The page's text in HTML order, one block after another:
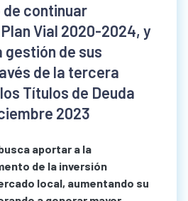
continuar
Vial 2020-2024, y
de sus
de la tercera
Títulos de Deuda
2023
aportar a la
de la inversión
local, aumentando su